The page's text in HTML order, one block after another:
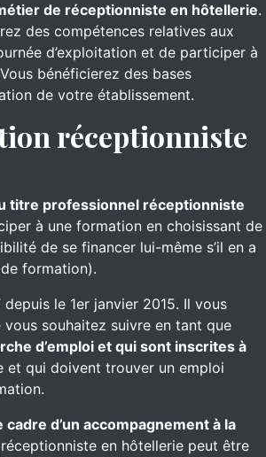
de réceptionniste en hôtellerie.
des compétences relatives aux
d’exploitation et de participer à
bénéficierez des bases
de votre établissement.
réceptionniste
titre professionnel réceptionniste
à une formation en choisissant de
de se financer lui-même s’il en a
formation).
le 1er janvier 2015. Il vous
souhaitez suivre en tant que
d’emploi et qui sont inscrites à
et qui doivent trouver un emploi
d’un accompagnement à la
en hôtellerie peut être